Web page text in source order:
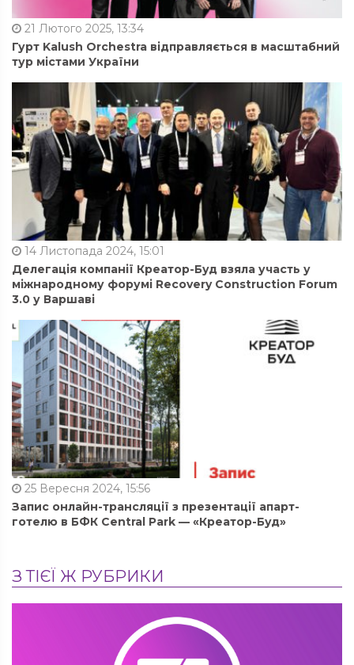
21 Лютого 2025, 13:34
Гурт Kalush Orchestra відправляється в масштабний
тур містами України
14 Листопада 2024, 15:01
Делегація компанії Креатор-Буд взяла участь у
міжнародному форумі Recovery Construction Forum
3.0 у Варшаві
25 Вересня 2024, 15:56
Запис онлайн-трансляції з презентації апарт-
готелю в БФК Central Park — «Креатор-Буд»
З ТІЄЇ Ж РУБРИКИ